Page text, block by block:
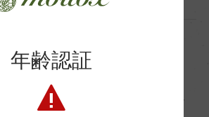
候とテロワール
ロワール」と呼ばれますが、テ
年齢認証